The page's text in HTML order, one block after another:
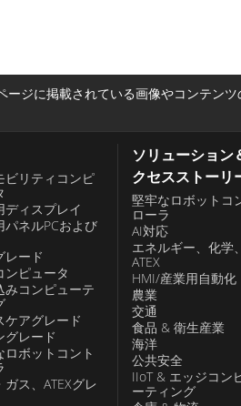
ージに掲載されている画像やコンテン
ビリティコンピ
ディスプレイ
パネルPCおよび
レード
ンピュータ
みコンピューテ
ケアグレード
グレード
ロボットコント
ガス、ATEXグレ
ソリューション
クセスストーリ
堅牢なロボットコ
ローラ
AI対応
エネルギー、化学
ATEX
HMI/産業用自動化
農業
交通
食品 & 衛生産業
海洋
公共安全
IIoT & エッジコン
ーティング